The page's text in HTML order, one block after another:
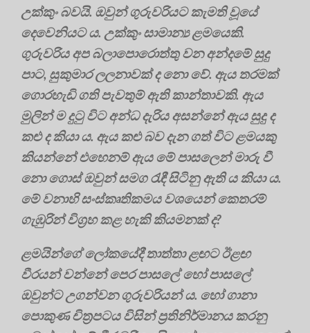
උක්කුං බවයි. ඔවුන් ගුරුවරියට කැමති වූයේ
දෙවෙනියට ය. උක්කුං සාමාන්‍ය ළමයෙකි.
ගුරුවරිය අප බලාපොරොත්තු වන අන්දමේ සුදු
පාට, සුකුමාර ලලනාවක් ද නො වේ. ඇය තරමක්
ගොරහැඩි ගති පැවතුම් ඇති කාන්තාවකි. ඇය
මුලින් ම දුටු විට අන්ධ දැරිය අසන්නේ ඇය සුදු ද
කළු ද කියා ය. ඇය කළු බව දැන ගත් විට ළමයකු
කියන්නේ එහෙනම් ඇය මේ පාසලෙන් මාරු වී
නො ගොස් ඔවුන් සමග රැඳී සිටිනු ඇති ය කියා ය.
මේ වනාහි සංස්කෘතිකමය වශයෙන් කෙතරම්
ගැඹුරින් විග්‍රහ කළ හැකි කියමනක් ද?
ළමයින්ගේ ලෝකයේදී තාත්තා ළඟට ඊළඟ
වීරයන් වන්නේ පෙර පාසලේ හෝ පාසලේ
ඔවුන්ට උගන්වන ගුරුවරියන් ය. හෝ ගානා
පොකුණ චිත්‍රපටය විසින් ප්‍රතිනිර්මානය කරනු